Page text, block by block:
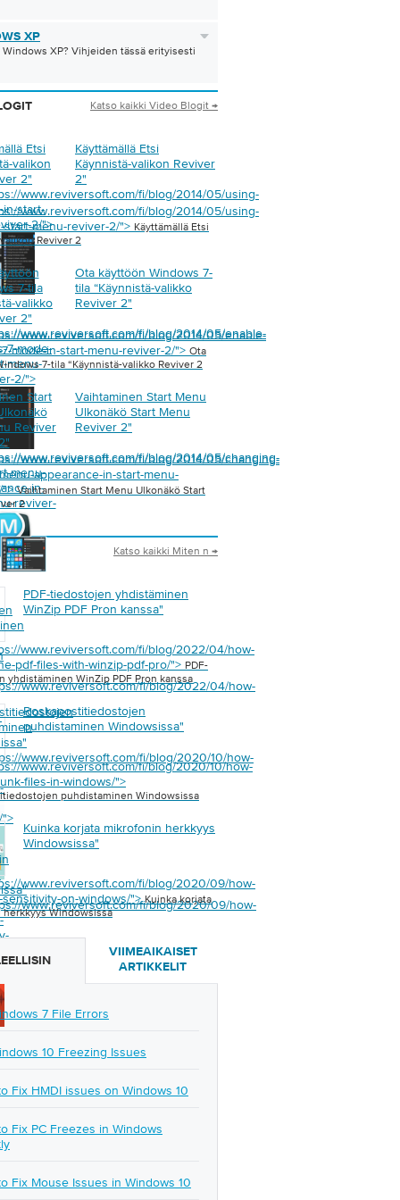
XP
Windows XP? Vihjeiden tässä erityisesti
Katso kaikki Video Blogit →
Etsi
valikon
2"
www.reviversoft.com/fi/blog/2014/05/using-
in-start-
2/">
Käyttämällä Etsi
Käynnistä-valikon Reviver
2"
www.reviversoft.com/fi/blog/2014/05/using-
start-menu-reviver-2/"> Käyttämällä Etsi
Reviver 2
7-tila
valikko
2"
www.reviversoft.com/fi/blog/2014/05/enable-
7-mode-
menu-
2/">
Ota käyttöön Windows 7-
tila “Käynnistä-valikko
Reviver 2"
www.reviversoft.com/fi/blog/2014/05/enable-
mode-in-start-menu-reviver-2/"> Ota
7-tila “Käynnistä-valikko Reviver 2
Start
Reviver
"
www.reviversoft.com/fi/blog/2014/05/changing-
menu-
in-
reviver-
Vaihtaminen Start Menu
Ulkonäkö Start Menu
Reviver 2"
www.reviversoft.com/fi/blog/2014/05/changing-
appearance-in-start-menu-
">Vaihtaminen Start Menu Ulkonäkö Start
2
Katso kaikki Miten n →
www.reviversoft.com/fi/blog/2022/04/how-
PDF-tiedostojen yhdistäminen
WinZip PDF Pron kanssa"
www.reviversoft.com/fi/blog/2022/04/how-
pdf-files-with-winzip-pdf-pro/"> PDF-
yhdistäminen WinZip PDF Pron kanssa
"
www.reviversoft.com/fi/blog/2020/10/how-
Roskapostitiedostojen
puhdistaminen Windowsissa"
www.reviversoft.com/fi/blog/2020/10/how-
files-in-windows/">
puhdistaminen Windowsissa
"
www.reviversoft.com/fi/blog/2020/09/how-
">
Kuinka korjata mikrofonin herkkyys
Windowsissa"
www.reviversoft.com/fi/blog/2020/09/how-
sensitivity-on-windows/">Kuinka korjata
herkkyys Windowsissa
VIIMEAIKAISET
ARTIKKELIT
7 File Errors
10 Freezing Issues
Fix HMDI issues on Windows 10
Fix PC Freezes in Windows
Fix Mouse Issues in Windows 10